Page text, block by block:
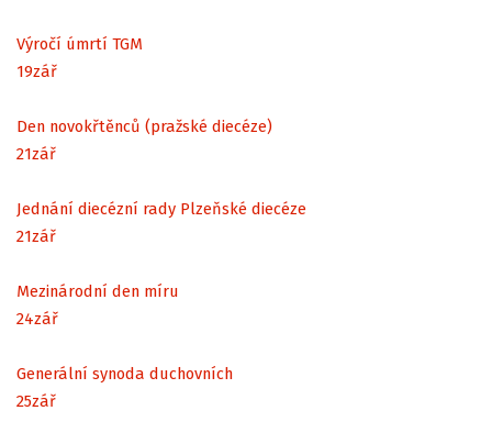
Výročí úmrtí TGM
19zář
Den novokřtěnců (pražské diecéze)
21zář
Jednání diecézní rady Plzeňské diecéze
21zář
Mezinárodní den míru
24zář
Generální synoda duchovních
25zář